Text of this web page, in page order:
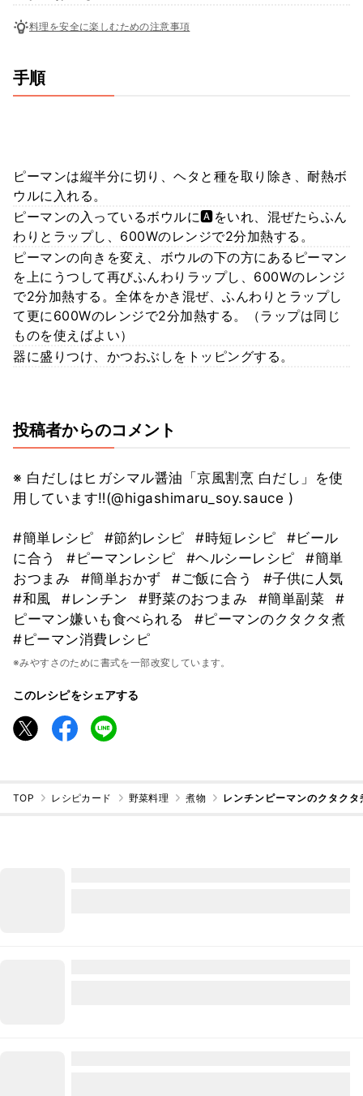
料理を安全に楽しむための注意事項
手順
ピーマンは縦半分に切り、ヘタと種を取り除き、耐熱ボ
ウルに入れる。
ピーマンの入っているボウルに🅰️をいれ、混ぜたらふん
わりとラップし、600Wのレンジで2分加熱する。
ピーマンの向きを変え、ボウルの下の方にあるピーマン
を上にうつして再びふんわりラップし、600Wのレンジ
で2分加熱する。全体をかき混ぜ、ふんわりとラップし
て更に600Wのレンジで2分加熱する。（ラップは同じ
ものを使えばよい）
器に盛りつけ、かつおぶしをトッピングする。
投稿者からのコメント
※ 白だしはヒガシマル醤油「京風割烹 白だし」を使
用しています‼️(@higashimaru_soy.sauce )
#簡単レシピ #節約レシピ #時短レシピ
#ビール
に合う
#ピーマンレシピ #ヘルシーレシピ
#簡単
おつまみ
#簡単おかず #ご飯に合う
#子供に人気
#和風
#レンチン #野菜のおつまみ #簡単副菜
#
ピーマン嫌いも食べられる
#ピーマンのクタクタ煮
#ピーマン消費レシピ
※みやすさのために書式を一部改変しています。
このレシピをシェアする
TOP レシピカード 野菜料理 煮物 レンチンピーマンのクタクタ